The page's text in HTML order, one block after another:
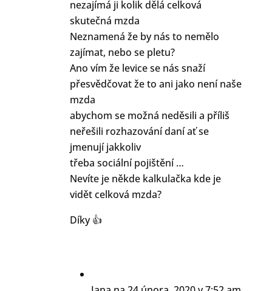
nezajímá ji kolik dělá celková
skutečná mzda
Neznamená že by nás to nemělo
zajímat, nebo se pletu?
Ano vím že levice se nás snaží
přesvědčovat že to ani jako není naše
mzda
abychom se možná neděsili a příliš
neřešili rozhazování daní ať se
jmenují jakkoliv
třeba sociální pojištění …
Nevíte je někde kalkulačka kde je
vidět celková mzda?
Díky 👍